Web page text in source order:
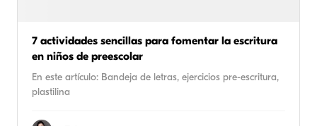
7 actividades sencillas para fomentar la escritura
en niños de preescolar
En este artículo: Bandeja de letras, ejercicios pre-escritura,
plastilina